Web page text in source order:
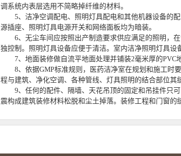
调系统内表层选用不简略掉纤维的材料。
5、洁净空调配电、照明灯具配电和其他机器设备的配
源插座、照明灯具电源开关和网络面板均为暗装。
6、无尘车间应按照出产制造要求供应满足的照明，在
独控制。照明灯具设备应便于清洁。室内洁净照明灯具设
7、地面装修做自流平地面处理并铺装2毫米厚的PVC地
8、依据GMP标准规则，医药洁净室在规划和施工时
程与建筑、净化空调、各种管线、灯具照明的结合部位其
9、任何的配件、隔墙、天花吊顶的固定和吊挂件只可
震构成建筑装修材料松脱和尘土掉落。装修工程和门窗的